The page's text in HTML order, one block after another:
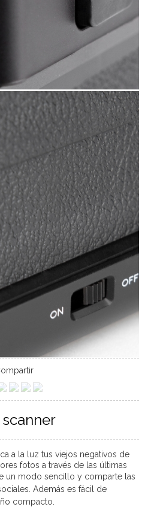
a la luz tus viejos negativos de
fotos a través de las últimas
un modo sencillo y comparte las
Además es fácil de
compacto.